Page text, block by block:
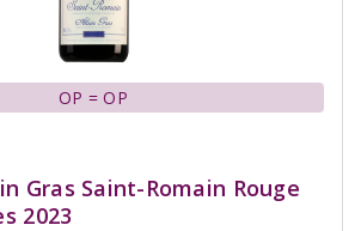
OP = OP
Gras Saint-Romain Rouge
2023